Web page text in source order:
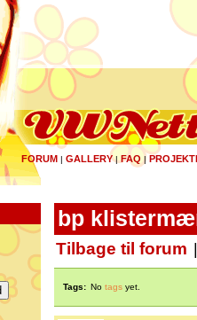
FORUM | GALLERY|FAQ |
bp
Tilbage til forum
Tags: No tags yet.